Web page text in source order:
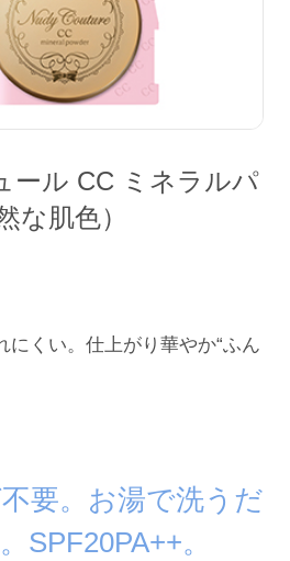
ール CC ミネラルパ
な肌色）
にくい。仕上がり華やか“ふん
要。お湯で洗うだ
SPF20PA++。